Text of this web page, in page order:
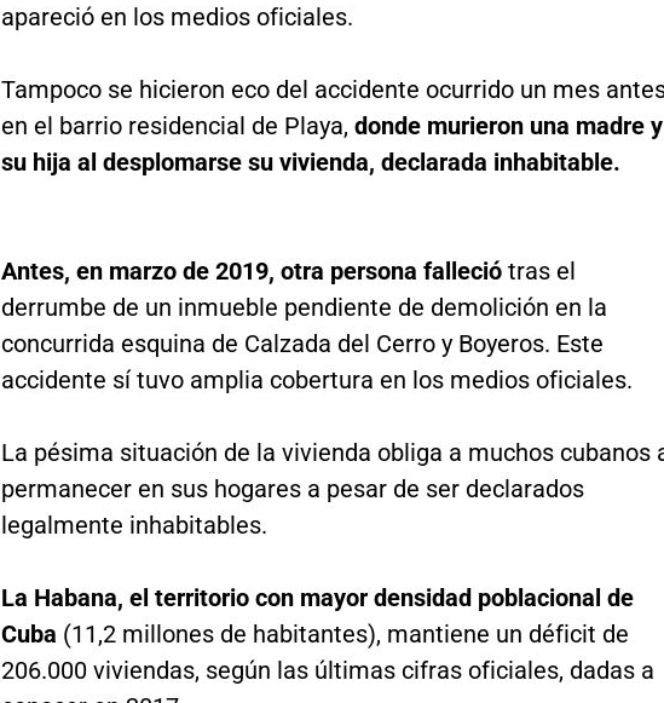
apareció en los medios oficiales.
Tampoco se hicieron eco del accidente ocurrido un mes
en el barrio residencial de Playa, donde murieron una madre y
su hija al desplomarse su vivienda, declarada inhabitable.
Antes, en marzo de 2019, otra persona falleció tras el
derrumbe de un inmueble pendiente de demolición en la
concurrida esquina de Calzada del Cerro y Boyeros. Este
accidente sí tuvo amplia cobertura en los medios oficiales.
La pésima situación de la vivienda obliga a muchos cubanos
permanecer en sus hogares a pesar de ser declarados
legalmente inhabitables.
La Habana, el territorio con mayor densidad poblacional de
Cuba (11,2 millones de habitantes), mantiene un déficit de
206.000 viviendas, según las últimas cifras oficiales, dadas a